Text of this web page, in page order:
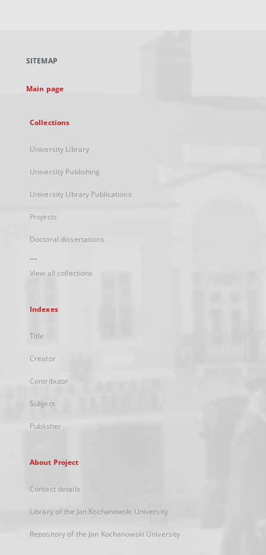
new
SITEMAP
Main page
Collections
University Library
University Publishing
University Library Publications
Projects
Doctoral dissertations
...
View all collections
Indexes
Title
Creator
Contributor
Subject
Publisher
About Project
Contact details
Library of the Jan Kochanowski University
Repository of the Jan Kochanowski University